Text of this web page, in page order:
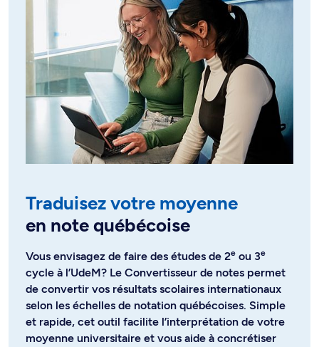
Traduisez votre moyenne
en note québécoise
Vous envisagez de faire des études de 2e ou 3e
cycle à l’UdeM? Le Convertisseur de notes permet
de convertir vos résultats scolaires internationaux
selon les échelles de notation québécoises. Simple
et rapide, cet outil facilite l’interprétation de votre
moyenne universitaire et vous aide à concrétiser